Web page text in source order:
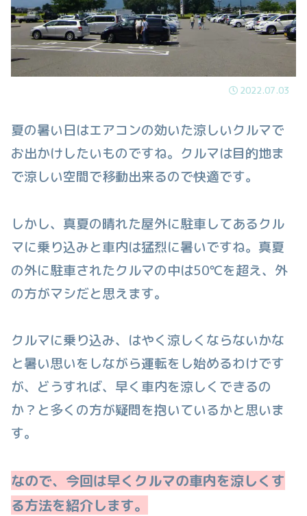
2022.07.03
夏の暑い日はエアコンの効いた涼しいクルマで
お出かけしたいものですね。クルマは目的地ま
で涼しい空間で移動出来るので快適です。
しかし、真夏の晴れた屋外に駐車してあるクル
マに乗り込みと車内は猛烈に暑いですね。真夏
の外に駐車されたクルマの中は50℃を超え、外
の方がマシだと思えます。
クルマに乗り込み、はやく涼しくならないかな
と暑い思いをしながら運転をし始めるわけです
が、どうすれば、早く車内を涼しくできるの
か？と多くの方が疑問を抱いているかと思いま
す。
なので、今回は早くクルマの車内を涼しくす
る方法を紹介します。